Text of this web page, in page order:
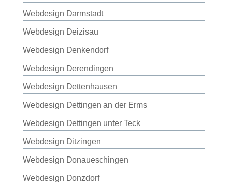
Webdesign Darmstadt
Webdesign Deizisau
Webdesign Denkendorf
Webdesign Derendingen
Webdesign Dettenhausen
Webdesign Dettingen an der Erms
Webdesign Dettingen unter Teck
Webdesign Ditzingen
Webdesign Donaueschingen
Webdesign Donzdorf